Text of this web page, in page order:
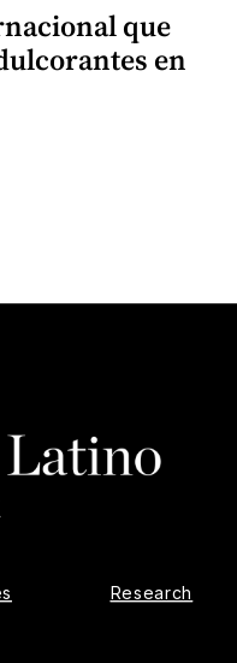
que
en
Research